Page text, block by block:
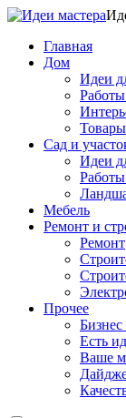
Главная
Дом
Идеи
Сад и
Идеи
Мебель
Ремонт и
Ремонт
Прочее
Бизнес
Есть
Ваше